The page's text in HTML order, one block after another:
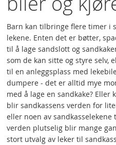
Barn kan tilbringe flere timer i
lekene. Enten det er bøtter,
til å lage sandslott og
som de kan sitte og styre selv,
til en anleggsplass med
dumpere - det er alltid mye
med å lage en sandkake? Eller
blir sandkassens verden for
eller noen av
verden plutselig blir mange
stort utvalg av leker til